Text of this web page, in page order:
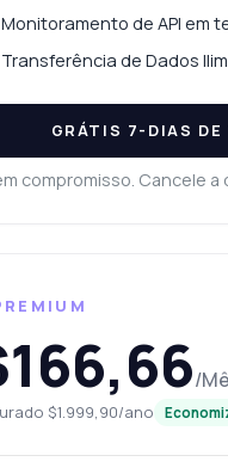
Monitoramento de API em
Transferência de Dados
GRÁTIS 7-DIAS
compromisso. Cancele
/
$1.999,90/ano